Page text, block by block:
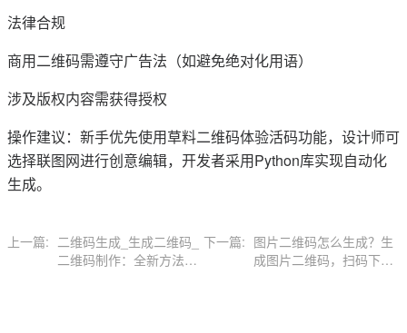
法律合规
商用二维码需遵守广告法（如避免绝对化用语）
涉及版权内容需获得授权
操作建议：新手优先使用草料二维码体验活码功能，设计师可
选择联图网进行创意编辑，开发者采用Python库实现自动化
生成。
上一篇: 二维码生成_生成二维码_
二维码制作：全新方法介
下一篇: 图片二维码怎么生成？生
成图片二维码，扫码下载